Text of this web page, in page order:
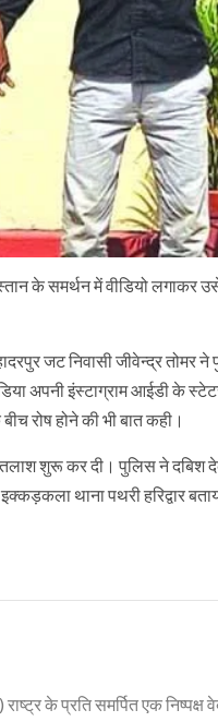
के समर्थन में वीडियो
जट निवासी जीवेन्द्र तोमर
अपनी इंस्टाग्राम आईडी के
रोष होने की भी बात कही।
शुरू कर दी। पुलिस ने दबिश
थाना पथरी हरिद्वार
के प्रति समर्पित एक निष्पक्ष